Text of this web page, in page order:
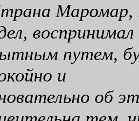
Маромар,
путем,
и
об